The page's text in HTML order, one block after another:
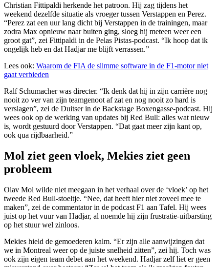
Christian Fittipaldi herkende het patroon. Hij zag tijdens het
weekend dezelfde situatie als vroeger tussen Verstappen en Perez.
“Perez zat een uur lang dicht bij Verstappen in de trainingen, maar
zodra Max opnieuw naar buiten ging, sloeg hij meteen weer een
groot gat”, zei Fittipaldi in de Pelas Pistas-podcast. “Ik hoop dat ik
ongelijk heb en dat Hadjar me blijft verrassen.”
Lees ook: Waarom de FIA de slimme software in de F1-motor niet
gaat verbieden
Ralf Schumacher was directer. “Ik denk dat hij in zijn carrière nog
nooit zo ver van zijn teamgenoot af zat en nog nooit zo hard is
verslagen”, zei de Duitser in de Backstage Boxengasse-podcast. Hij
wees ook op de werking van updates bij Red Bull: alles wat nieuw
is, wordt gestuurd door Verstappen. “Dat gaat meer zijn kant op,
ook qua rijdbaarheid.”
Mol ziet geen vloek, Mekies ziet geen
probleem
Olav Mol wilde niet meegaan in het verhaal over de ‘vloek’ op het
tweede Red Bull-stoeltje. “Nee, dat heeft hier niet zoveel mee te
maken”, zei de commentator in de podcast F1 aan Tafel. Hij wees
juist op het vuur van Hadjar, al noemde hij zijn frustratie-uitbarsting
op het stuur wel zinloos.
Mekies hield de gemoederen kalm. “Er zijn alle aanwijzingen dat
we in Montreal weer op de juiste snelheid zitten”, zei hij. Toch was
ook zijn eigen team debet aan het weekend. Hadjar zelf liet er geen